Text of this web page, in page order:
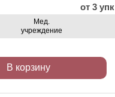
от 3 упк
Мед.
учреждение
В корзину